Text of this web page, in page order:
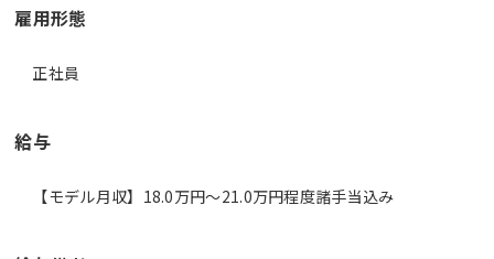
雇用形態
正社員
給与
【モデル月収】18.0万円〜21.0万円程度諸手当込み